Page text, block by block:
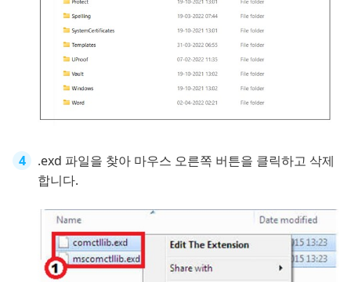
.exd 파일을 찾아 마우스 오른쪽 버튼을 클릭하고 삭제
합니다.